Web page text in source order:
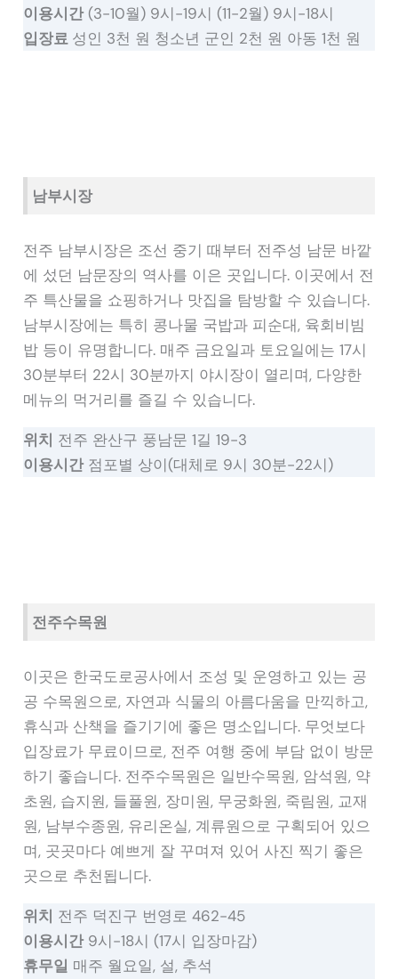
이용시간(3-10월) 9시-19시 (11-2월) 9시-18시
입장료 성인 3천 원 청소년 군인 2천 원 아동 1천 원
남부시장
전주 남부시장은 조선 중기 때부터 전주성 남문 바깥
에 섰던 남문장의 역사를 이은 곳입니다. 이곳에서 전
주 특산물을 쇼핑하거나 맛집을 탐방할 수 있습니다.
남부시장에는 특히 콩나물 국밥과 피순대, 육회비빔
밥 등이 유명합니다. 매주 금요일과 토요일에는 17시
30분부터 22시 30분까지 야시장이 열리며, 다양한
메뉴의 먹거리를 즐길 수 있습니다.
위치 전주 완산구 풍남문 1길 19-3
이용시간점포별 상이(대체로 9시 30분-22시)
전주수목원
이곳은 한국도로공사에서 조성 및 운영하고 있는 공
공 수목원으로, 자연과 식물의 아름다움을 만끽하고,
휴식과 산책을 즐기기에 좋은 명소입니다. 무엇보다
입장료가 무료이므로, 전주 여행 중에 부담 없이 방문
하기 좋습니다. 전주수목원은 일반수목원, 암석원, 약
초원, 습지원, 들풀원, 장미원, 무궁화원, 죽림원, 교재
원, 남부수종원, 유리온실, 계류원으로 구획되어 있으
며, 곳곳마다 예쁘게 잘 꾸며져 있어 사진 찍기 좋은
곳으로 추천됩니다.
위치 전주 덕진구 번영로 462-45
이용시간9시-18시 (17시 입장마감)
휴무일 매주 월요일, 설, 추석